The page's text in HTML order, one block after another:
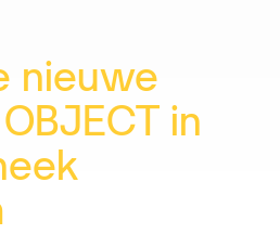
nieuwe
OBJECT in